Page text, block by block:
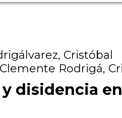
Cristóbal
Rodrigá,
disidencia